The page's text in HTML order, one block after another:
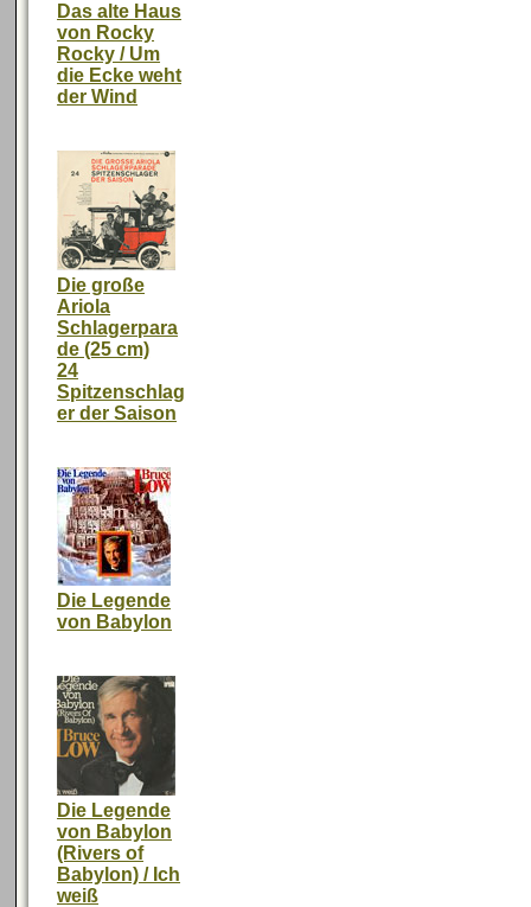
Das alte Haus
von Rocky
Rocky / Um
die Ecke weht
der Wind
Die große
Ariola
Schlagerpara
de (25 cm)
24
Spitzenschlag
er der Saison
Die Legende
von Babylon
Die Legende
von Babylon
(Rivers of
Babylon) / Ich
weiß